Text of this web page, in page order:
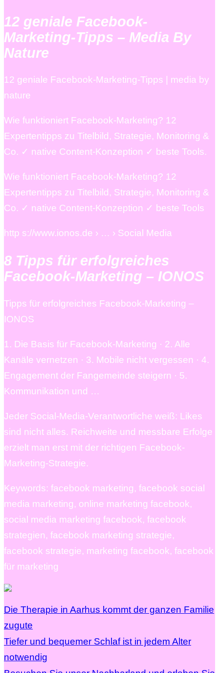
12 geniale Facebook-
Marketing-Tipps – Media By
Nature
12 geniale Facebook-Marketing-Tipps | media by
nature
Wie funktioniert Facebook-Marketing? 12
Expertentipps zu Titelbild, Strategie, Monitoring &
Co. ✓ native Content-Konzeption ✓ beste Tools.
Wie funktioniert Facebook-Marketing? 12
Expertentipps zu Titelbild, Strategie, Monitoring &
Co. ✓ native Content-Konzeption ✓ beste Tools
http s://www.ionos.de › … › Social Media
8 Tipps für erfolgreiches
Facebook-Marketing – IONOS
Tipps für erfolgreiches Facebook-Marketing –
IONOS
1. Die Basis für Facebook-Marketing · 2. Alle
Kanäle vernetzen · 3. Mobile nicht vergessen · 4.
Engagement der Fangemeinde steigern · 5.
Kommunikation und …
Jeder Social-Media-Verantwortliche weiß: Likes
sind nicht alles. Reichweite und messbare Erfolge
erzielt man erst mit der richtigen Facebook-
Marketing-Strategie.
Keywords: facebook marketing, facebook social
media marketing, online marketing facebook,
social media marketing facebook, facebook
strategien, facebook marketing strategie,
facebook strategie, marketing facebook, facebook
für marketing
Die Therapie in Aarhus kommt der ganzen Familie
zugute
Tiefer und bequemer Schlaf ist in jedem Alter
notwendig